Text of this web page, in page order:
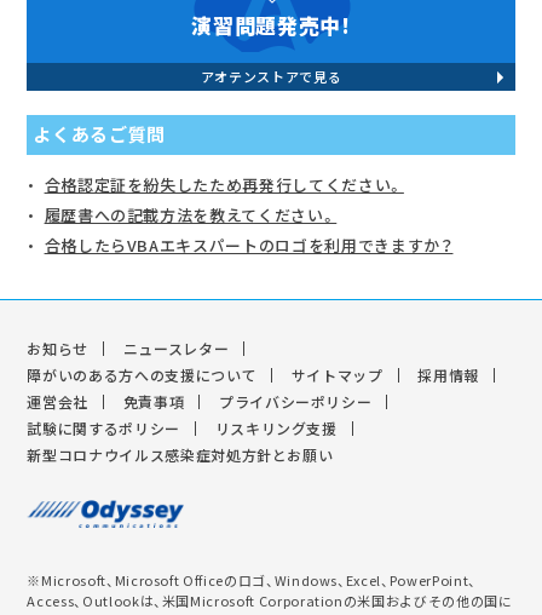
演習問題発売中!
アオテンストアで見る
よくあるご質問
合格認定証を紛失したため再発行してください。
履歴書への記載方法を教えてください。
合格したらVBAエキスパートのロゴを利用できますか？
お知らせ
ニュースレター
障がいのある方への支援について
サイトマップ
採用情報
運営会社
免責事項
プライバシーポリシー
試験に関するポリシー
リスキリング支援
新型コロナウイルス感染症対処方針とお願い
※Microsoft、Microsoft Officeのロゴ、Windows、Excel、PowerPoint、
Access、Outlookは、米国Microsoft Corporationの米国およびその他の国に